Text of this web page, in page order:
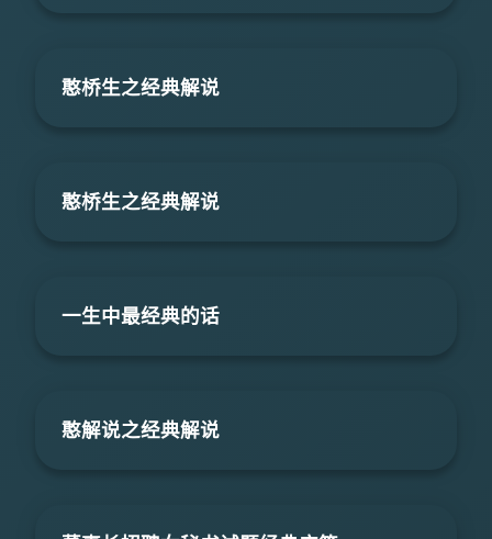
憨桥生之经典解说
憨桥生之经典解说
一生中最经典的话
憨解说之经典解说